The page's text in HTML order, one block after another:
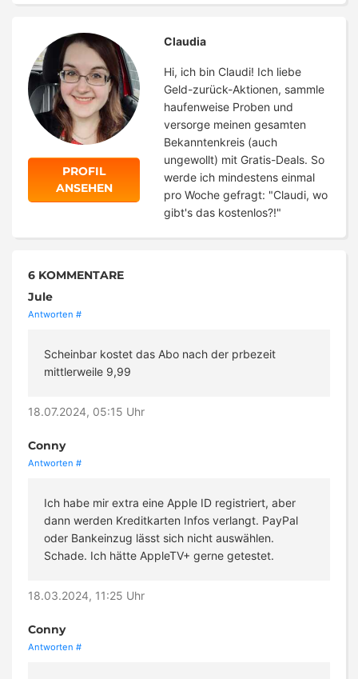
PROFIL
ANSEHEN
Claudia
Hi, ich bin Claudi! Ich liebe
Geld-zurück-Aktionen, sammle
haufenweise Proben und
versorge meinen gesamten
Bekanntenkreis (auch
ungewollt) mit Gratis-Deals. So
werde ich mindestens einmal
pro Woche gefragt: "Claudi, wo
gibt's das kostenlos?!"
6 KOMMENTARE
Jule
Antworten #
Scheinbar kostet das Abo nach der prbezeit
mittlerweile 9,99
18.07.2024, 05:15 Uhr
Conny
Antworten #
Ich habe mir extra eine Apple ID registriert, aber
dann werden Kreditkarten Infos verlangt. PayPal
oder Bankeinzug lässt sich nicht auswählen.
Schade. Ich hätte AppleTV+ gerne getestet.
18.03.2024, 11:25 Uhr
Conny
Antworten #